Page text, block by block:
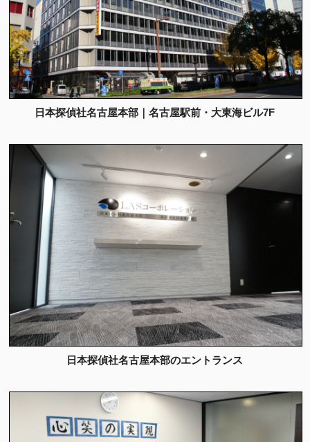
日本探偵社名古屋本部｜名古屋駅前・大東海ビル7F
日本探偵社名古屋本部のエントランス